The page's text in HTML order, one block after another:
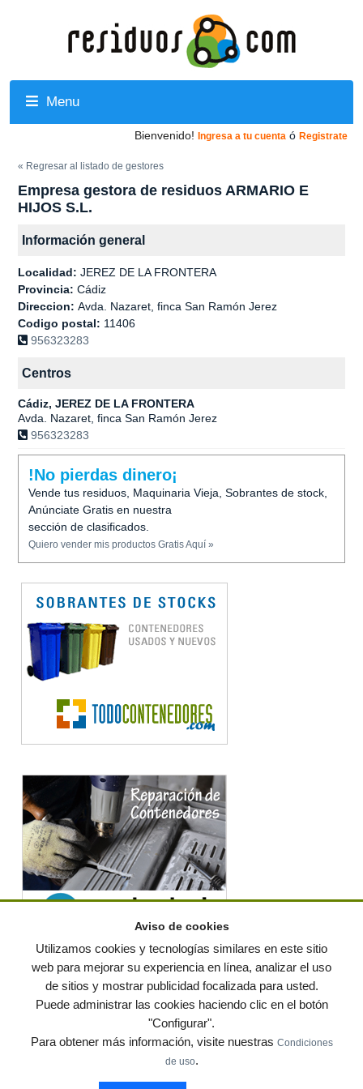
Menu
Bienvenido! Ingresa a tu cuenta ó Registrate
« Regresar al listado de gestores
Empresa gestora de residuos ARMARIO E
HIJOS S.L.
Información general
Localidad: JEREZ DE LA FRONTERA
Provincia: Cádiz
Direccion: Avda. Nazaret, finca San Ramón Jerez
Codigo postal: 11406
956323283
Centros
Cádiz, JEREZ DE LA FRONTERA
Avda. Nazaret, finca San Ramón Jerez
956323283
!No pierdas dinero¡
Vende tus residuos, Maquinaria Vieja, Sobrantes de stock,
Anúnciate Gratis en nuestra
sección de clasificados.
Quiero vender mis productos Gratis Aquí »
© residuos.com - Todos los derechos reservados Política de privacidad
Condiciones de uso|Contacto |Editores|Mapa web|Preguntas frecuentes|Publica
tus anuncios gratis!
Muebles de terraza y jardin Notas de prensa
Aviso de cookies
Utilizamos cookies y tecnologías similares en este sitio
web para mejorar su experiencia en línea, analizar el uso
de sitios y mostrar publicidad focalizada para usted.
Puede administrar las cookies haciendo clic en el botón
"Configurar".
Para obtener más información, visite nuestras Condiciones
de uso.